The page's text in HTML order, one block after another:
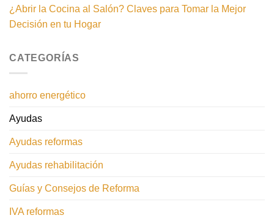
¿Abrir la Cocina al Salón? Claves para Tomar la Mejor
Decisión en tu Hogar
CATEGORÍAS
ahorro energético
Ayudas
Ayudas reformas
Ayudas rehabilitación
Guías y Consejos de Reforma
IVA reformas